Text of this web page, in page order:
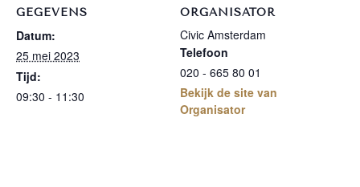
GEGEVENS
Datum:
25 mei 2023
Tijd:
09:30 - 11:30
ORGANISATOR
Civic Amsterdam
Telefoon
020 - 665 80 01
Bekijk de site van
Organisator